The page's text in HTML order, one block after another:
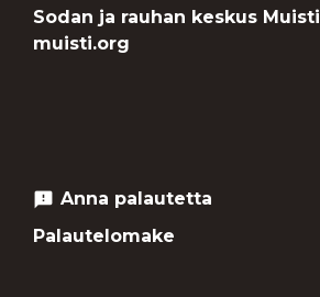
Sodan ja rauhan keskus Muisti
muisti.org
feedback Anna palautetta
Palautelomake